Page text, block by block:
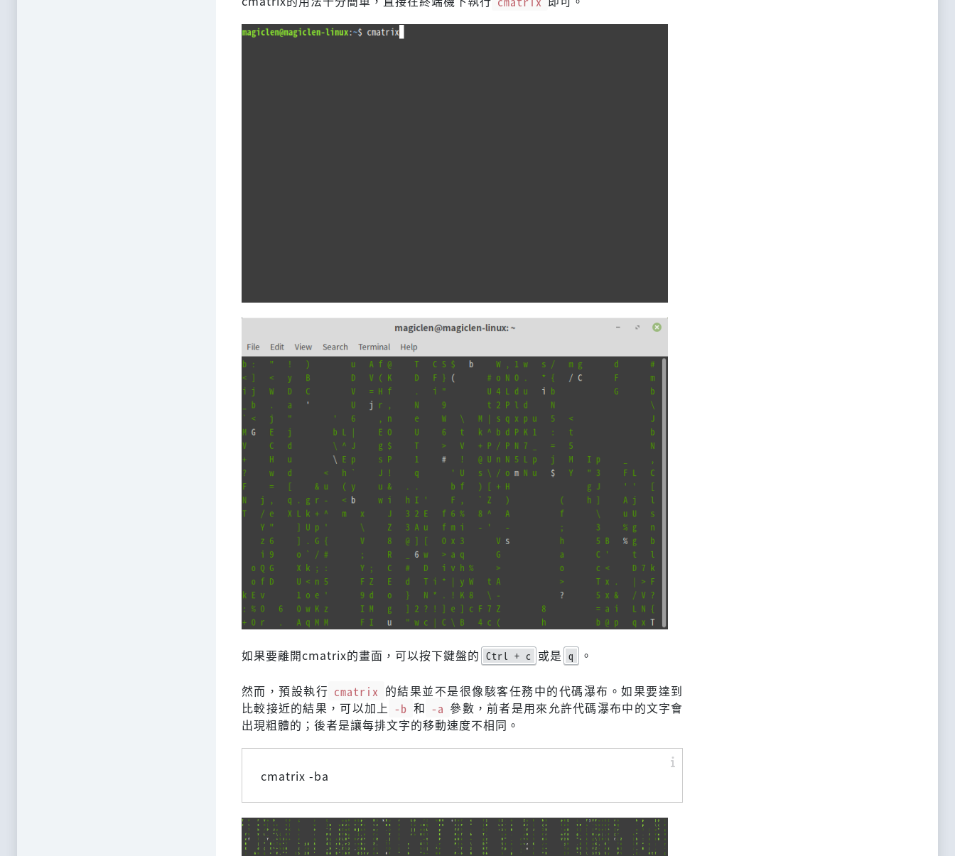
如果要離開cmatrix的畫面，可以按下鍵盤的 Ctrl + c 或是 q 。
然而，預設執行 cmatrix 的結果並不是很像駭客任務中的代碼瀑布。如果要達到
比較接近的結果，可以加上 -b 和 -a 參數，前者是用來允許代碼瀑布中的文字會
出現粗體的；後者是讓每排文字的移動速度不相同。
cmatrix -ba